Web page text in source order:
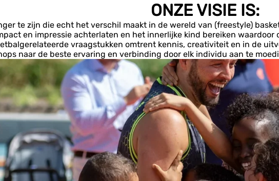
ONZE VISIE IS:
te zijn die echt het verschil maakt in de wereld van (freestyle)
en impressie achterlaten en het innerlijke kind bereiken
vraagstukken omtrent kennis, creativiteit en in de
naar de beste ervaring en verbinding door elk individu aan te